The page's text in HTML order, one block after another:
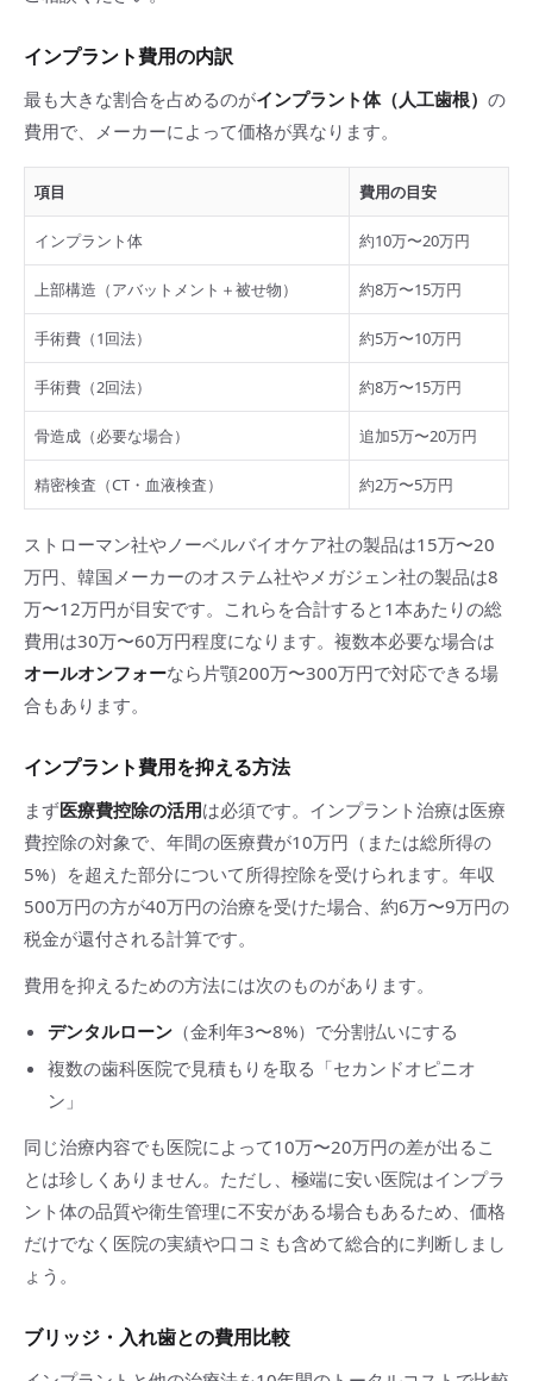
インプラント費用の内訳
最も大きな割合を占めるのがインプラント体（人工歯根） の
費用で、メーカーによって価格が異なります。
項目 費用の目安
インプラント体 約10万〜20万円
上部構造（アバットメント＋被せ物） 約8万〜15万円
手術費（1回法） 約5万〜10万円
手術費（2回法） 約8万〜15万円
骨造成（必要な場合） 追加5万〜20万円
精密検査（CT・血液検査） 約2万〜5万円
ストローマン社やノーベルバイオケア社の製品は15万〜20
万円、韓国メーカーのオステム社やメガジェン社の製品は8
万〜12万円が目安です。これらを合計すると1本あたりの総
費用は30万〜60万円程度になります。複数本必要な場合は
オールオンフォーなら片顎200万〜300万円で対応できる場
合もあります。
インプラント費用を抑える方法
まず医療費控除の活用は必須です。インプラント治療は医療
費控除の対象で、年間の医療費が10万円（または総所得の
5%）を超えた部分について所得控除を受けられます。年収
500万円の方が40万円の治療を受けた場合、約6万〜9万円の
税金が還付される計算です。
費用を抑えるための方法には次のものがあります。
デンタルローン （金利年3〜8%）で分割払いにする
複数の歯科医院で見積もりを取る「セカンドオピニオ
ン」
同じ治療内容でも医院によって10万〜20万円の差が出るこ
とは珍しくありません。ただし、極端に安い医院はインプラ
ント体の品質や衛生管理に不安がある場合もあるため、価格
だけでなく医院の実績や口コミも含めて総合的に判断しまし
ょう。
ブリッジ・入れ歯との費用比較